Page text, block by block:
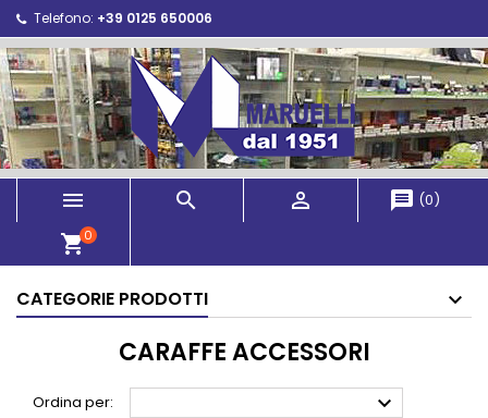
Telefono: +39 0125 650006
   message (0)
shopping_cart0
CATEGORIE PRODOTTI
CARAFFE ACCESSORI
Ordina per: 